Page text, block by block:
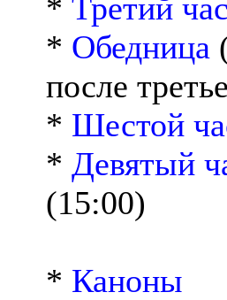
* Третий час
* Обедница
после
* Шестой
* Девятый
(15:00)
* Каноны